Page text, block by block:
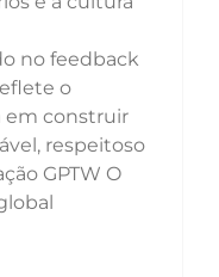
no feedback
o
em construir
respeitoso
GPTW O